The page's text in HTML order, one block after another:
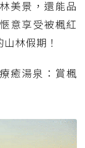
美景，還能品
意享受被楓紅
林假期！
癒湯泉：賞楓